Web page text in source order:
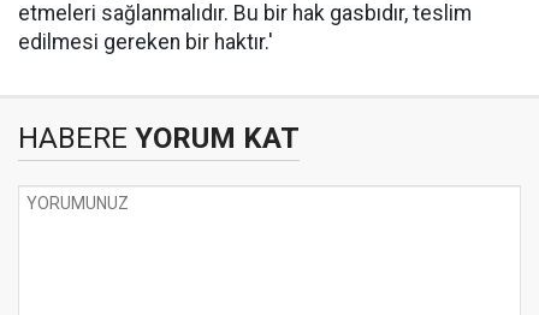
etmeleri sağlanmalıdır. Bu bir hak gasbıdır, teslim
edilmesi gereken bir haktır.'
HABERE YORUM KAT